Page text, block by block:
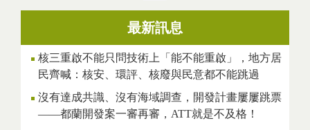
最新訊息
核三重啟不能只問技術上「能不能重啟」，地方居
民齊喊：核安、環評、核廢與民意都不能跳過
沒有達成共識、沒有海域調查，開發計畫屢屢跳票
——都蘭開發案一審再審，ATT就是不及格！